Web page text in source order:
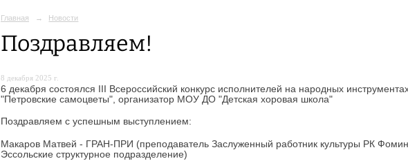
Главная → Новости
Поздравляем!
8 декабря 2025 г.
6 декабря состоялся III Всероссийский конкурс исполнителей на народных
"Петровские самоцветы", организатор МОУ ДО "Детская хоровая школа"
Поздравляем с успешным выступлением:
Макаров Матвей - ГРАН-ПРИ (преподаватель Заслуженный работник культуры РК
Эссольские структурное подразделение)